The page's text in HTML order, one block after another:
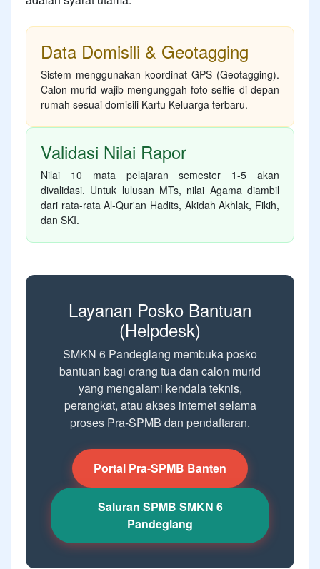
Data Domisili & Geotagging
Sistem menggunakan koordinat GPS (Geotagging).
Calon murid wajib mengunggah foto selfie di depan
rumah sesuai domisili Kartu Keluarga terbaru.
Validasi Nilai Rapor
Nilai 10 mata pelajaran semester 1-5 akan
divalidasi. Untuk lulusan MTs, nilai Agama diambil
dari rata-rata Al-Qur'an Hadits, Akidah Akhlak, Fikih,
dan SKI.
Layanan Posko Bantuan
(Helpdesk)
SMKN 6 Pandeglang membuka posko
bantuan bagi orang tua dan calon murid
yang mengalami kendala teknis,
perangkat, atau akses internet selama
proses Pra-SPMB dan pendaftaran.
Portal Pra-SPMB Banten
Saluran SPMB SMKN 6
Pandeglang